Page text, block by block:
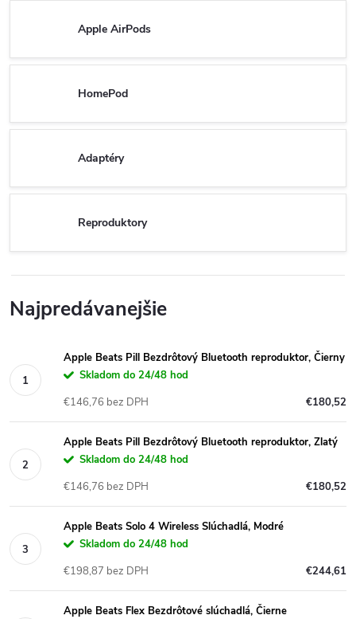
Apple AirPods
HomePod
Adaptéry
Reproduktory
Najpredávanejšie
Apple Beats Pill Bezdrôtový Bluetooth reproduktor, Čierny
Skladom do 24/48 hod
€180,52
€146,76 bez DPH
Apple Beats Pill Bezdrôtový Bluetooth reproduktor, Zlatý
Skladom do 24/48 hod
€180,52
€146,76 bez DPH
Apple Beats Solo 4 Wireless Slúchadlá, Modré
Skladom do 24/48 hod
€244,61
€198,87 bez DPH
Apple Beats Flex Bezdrôtové slúchadlá, Čierne